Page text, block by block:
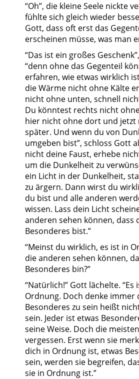
“Oh”, die kleine Seele nickte
fühlte sich gleich wieder
Gott, dass oft erst das
erscheinen müsse, was man
“Das ist ein großes
“denn ohne das Gegenteil
erfahren, wie etwas wirklich
die Wärme nicht ohne Kälte
nicht ohne unten, schnell
Du könntest rechts nicht
hier nicht ohne dort und jetzt
später. Und wenn du von
umgeben bist”, schloss Gott
nicht deine Faust, erhebe
um die Dunkelheit zu
ein Licht in der Dunkelheit,
zu ärgern. Dann wirst du
du bist und alle anderen
wissen. Lass dein Licht
anderen sehen können, dass
Besonderes bist.”
“Meinst du wirklich, es ist in
die anderen sehen können,
Besonderes bin?”
“Natürlich!” Gott lächelte.
Ordnung. Doch denke immer
Besonderes zu sein heißt
sein. Jeder ist etwas
seine Weise. Doch die
vergessen. Erst wenn sie
dich in Ordnung ist, etwas
sein, werden sie begreifen,
sie in Ordnung ist.”